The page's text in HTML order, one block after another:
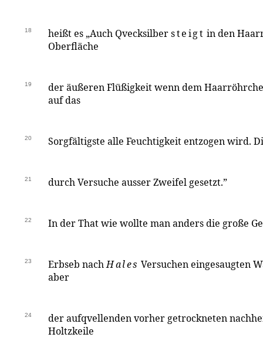
18 heißt es „Auch Qvecksilbersteigt in den
Oberfläche
19
der äußeren Flüßigkeit wenn dem
auf das
20 Sorgfältigste alle Feuchtigkeit entzogen wird.
21 durch Versuche ausser Zweifel gesetzt.”
22 In der That wie wollte man anders die große
23 Erbseb nachHales Versuchen eingesaugten
aber
24
der aufqvellenden vorher getrockneten
Holtzkeile